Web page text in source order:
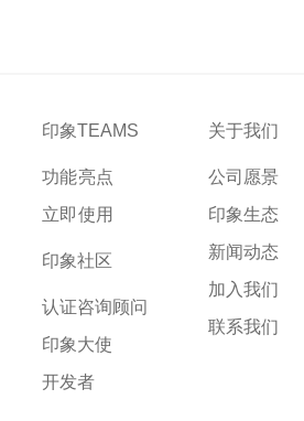
印象TEAMS
功能亮点
立即使用
印象社区
认证咨询顾问
印象大使
开发者
关于我们
公司愿景
印象生态
新闻动态
加入我们
联系我们